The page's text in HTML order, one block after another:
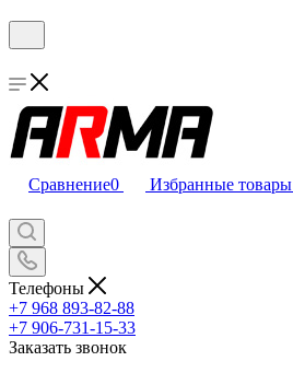
Сравнение0 Избранные товары
Телефоны
+7 968 893-82-88
+7 906-731-15-33
Заказать звонок